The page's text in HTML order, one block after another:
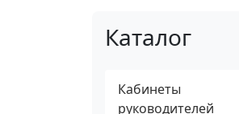
Каталог
Кабинеты
руководителей